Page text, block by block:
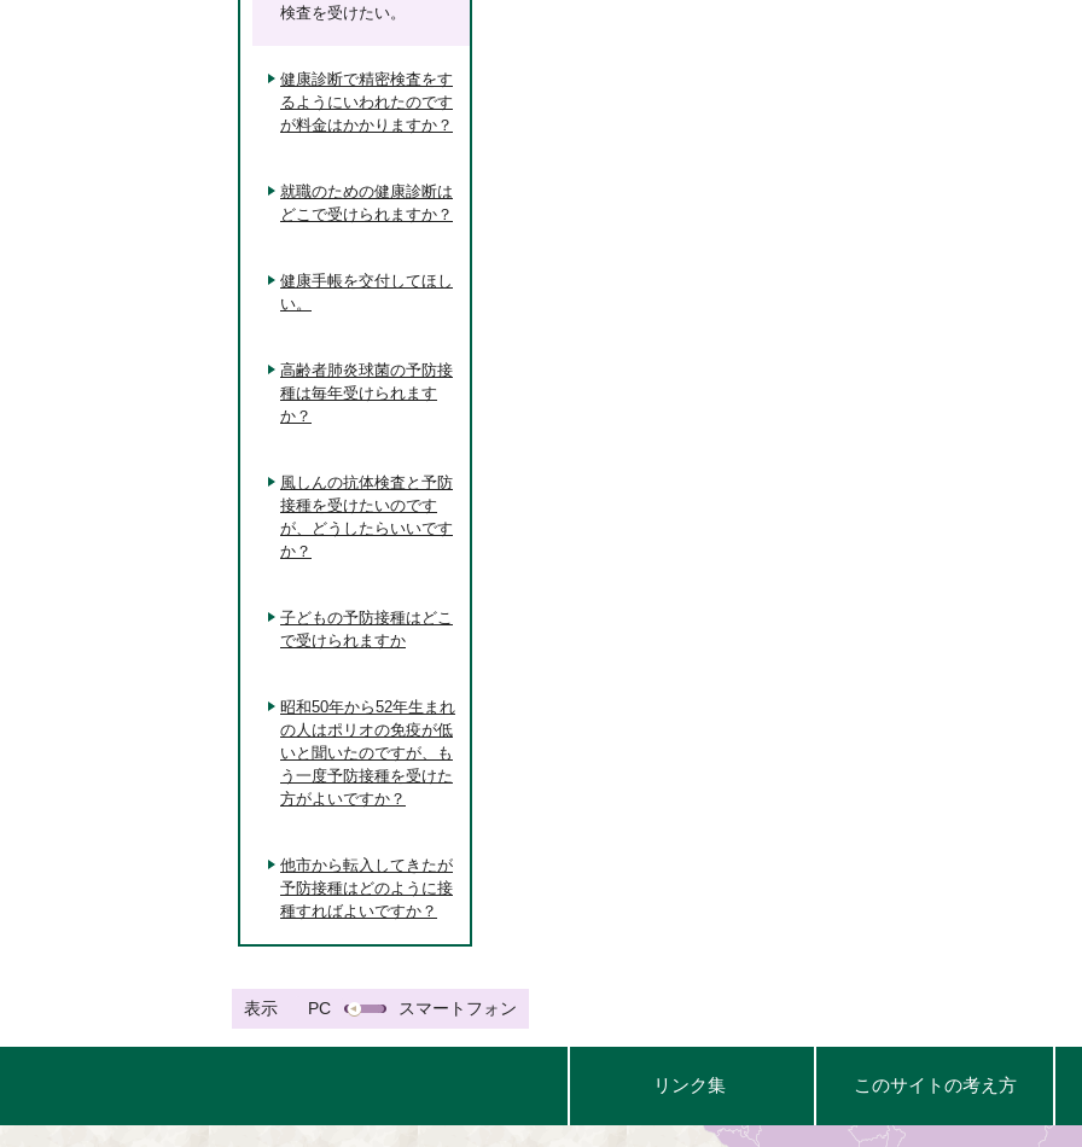
検査を受けたい。
健康診断で精密検査をす
るようにいわれたのです
が料金はかかりますか？
就職のための健康診断は
どこで受けられますか？
健康手帳を交付してほし
い。
高齢者肺炎球菌の予防接
種は毎年受けられます
か？
風しんの抗体検査と予防
接種を受けたいのです
が、どうしたらいいです
か？
子どもの予防接種はどこ
で受けられますか
昭和50年から52年生まれ
の人はポリオの免疫が低
いと聞いたのですが、も
う一度予防接種を受けた
方がよいですか？
他市から転入してきたが
予防接種はどのように接
種すればよいですか？
表示 PC スマートフォン
リンク集 このサイトの考え方